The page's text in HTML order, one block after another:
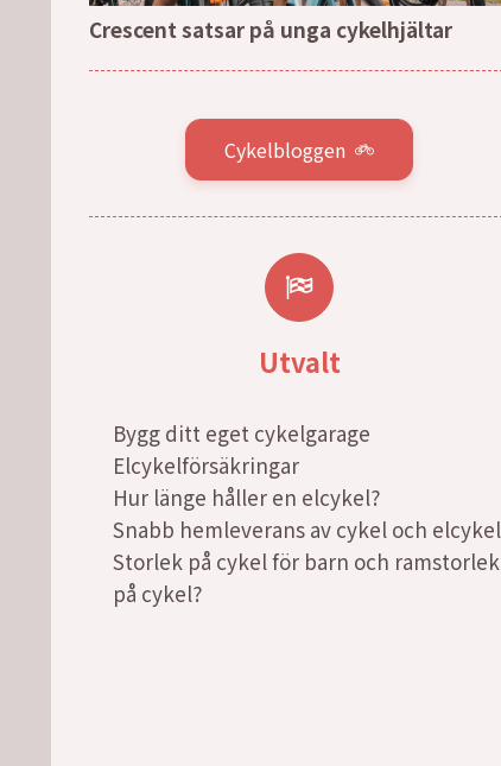
Crescent satsar på unga cykelhjältar
Cykelbloggen
Utvalt
Bygg ditt eget cykelgarage
Elcykelförsäkringar
Hur länge håller en elcykel?
Snabb hemleverans av cykel och elcykel
Storlek på cykel för barn och ramstorlek
på cykel?